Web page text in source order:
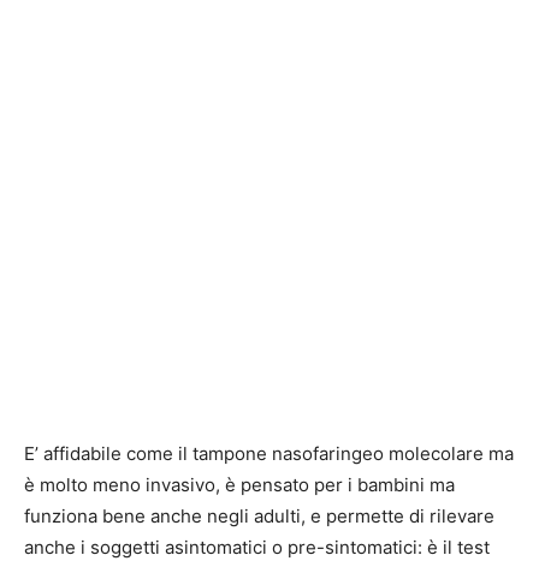
E’ affidabile come il tampone nasofaringeo molecolare ma
è molto meno invasivo, è pensato per i bambini ma
funziona bene anche negli adulti, e permette di rilevare
anche i soggetti asintomatici o pre-sintomatici: è il test